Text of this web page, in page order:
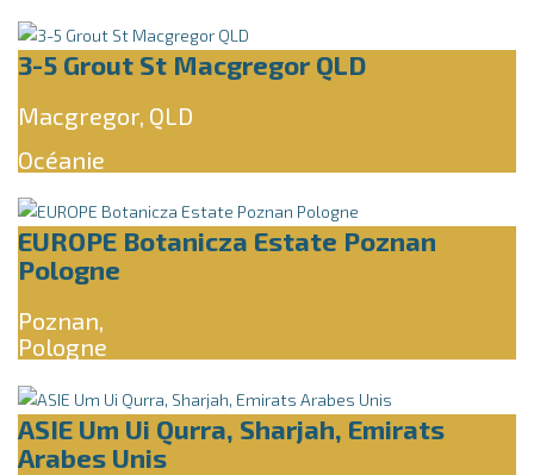
3-5 Grout St Macgregor QLD
Macgregor, QLD
Océanie
EUROPE Botanicza Estate Poznan
Pologne
Poznan,
Pologne
ASIE Um Ui Qurra, Sharjah, Emirats
Arabes Unis